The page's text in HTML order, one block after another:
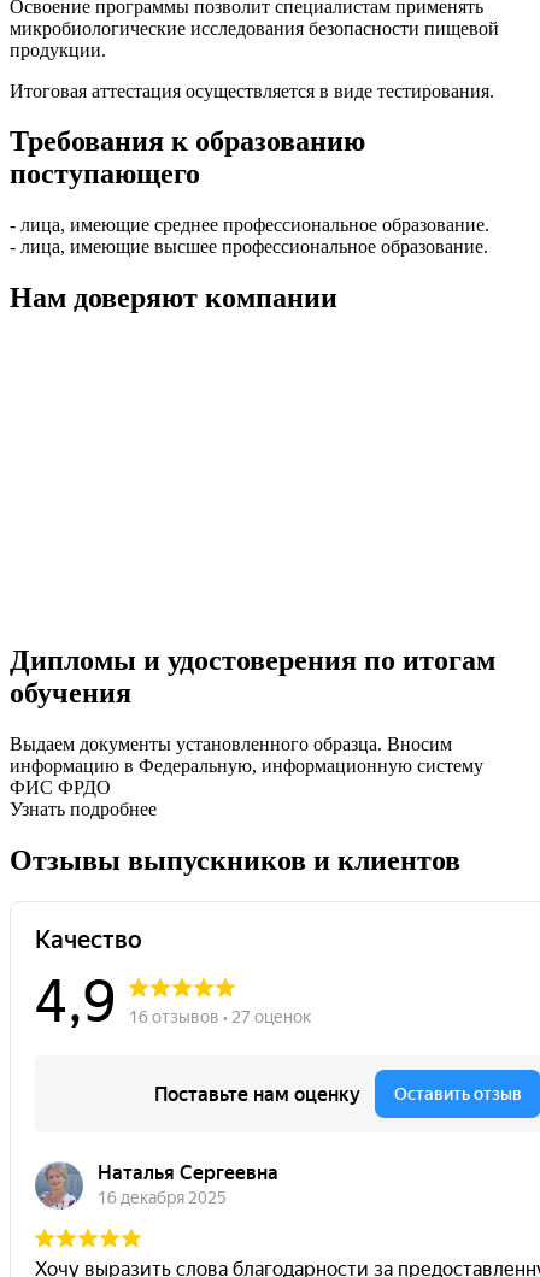
Освоение программы позволит специалистам применять
микробиологические исследования безопасности пищевой
продукции.
Итоговая аттестация осуществляется в виде тестирования.
Требования к образованию
поступающего
- лица, имеющие среднее профессиональное образование.
- лица, имеющие высшее профессиональное образование.
Нам доверяют компании
Дипломы и удостоверения по итогам
обучения
Выдаем документы установленного образца. Вносим
информацию в Федеральную, информационную систему
ФИС ФРДО
Узнать подробнее
Отзывы выпускников и клиентов